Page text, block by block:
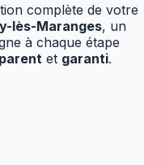
complète de votre
lès-Maranges, un
à chaque étape
et garanti.